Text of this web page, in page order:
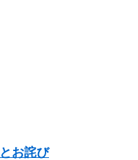
お詫び